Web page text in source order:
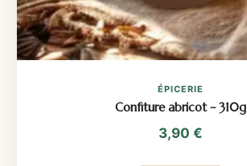
ÉPICERIE
Confiture abricot – 310g
3,90 €